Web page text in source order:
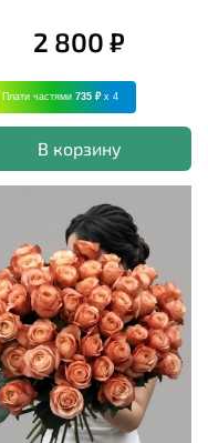
2 800 ₽
Плати частями 735 ₽ x 4
В корзину